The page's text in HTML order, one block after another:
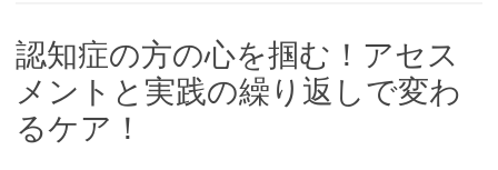
認知症の方の心を掴む！アセス
メントと実践の繰り返しで変わ
るケア！